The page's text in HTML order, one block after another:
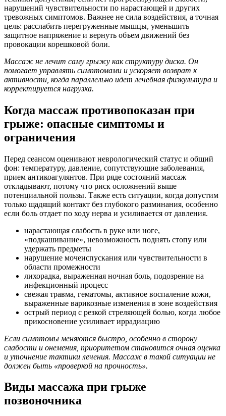
нарушений чувствительности по нарастающей и других
тревожных симптомов. Важнее не сила воздействия, а точная
цель: расслабить перегруженные мышцы, уменьшить
защитное напряжение и вернуть объем движений без
провокации корешковой боли.
Массаж не лечит саму грыжу как структуру диска. Он
помогает управлять симптомами и ускоряет возврат к
активности, когда параллельно идет лечебная физкультура и
корректируется нагрузка.
Когда массаж противопоказан при
грыже: опасные симптомы и
ограничения
Перед сеансом оценивают неврологический статус и общий
фон: температуру, давление, сопутствующие заболевания,
прием антикоагулянтов. При ряде состояний массаж
откладывают, потому что риск осложнений выше
потенциальной пользы. Также есть ситуации, когда допустим
только щадящий контакт без глубокого разминания, особенно
если боль отдает по ходу нерва и усиливается от давления.
нарастающая слабость в руке или ноге,
«подкашивание», невозможность поднять стопу или
удержать предметы
нарушение мочеиспускания или чувствительности в
области промежности
лихорадка, выраженная ночная боль, подозрение на
инфекционный процесс
свежая травма, гематомы, активное воспаление кожи,
выраженные варикозные изменения в зоне воздействия
острый период с резкой стреляющей болью, когда любое
прикосновение усиливает иррадиацию
Если симптомы меняются быстро, особенно в сторону
слабости и онемения, приоритетом становится очная оценка
и уточнение тактики лечения. Массаж в такой ситуации не
должен быть «проверкой на прочность».
Виды массажа при грыже
позвоночника